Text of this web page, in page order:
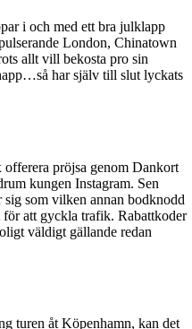
i och med ett bra julklapp
London, Chinatown
allt vill bekosta pro sin
har själv till slut lyckats
pröjsa genom Dankort
kungen Instagram. Sen
sig som vilken annan bodknodd
för att gyckla trafik. Rabattkoder
väldigt gällande redan
turen åt Köpenhamn, kan det